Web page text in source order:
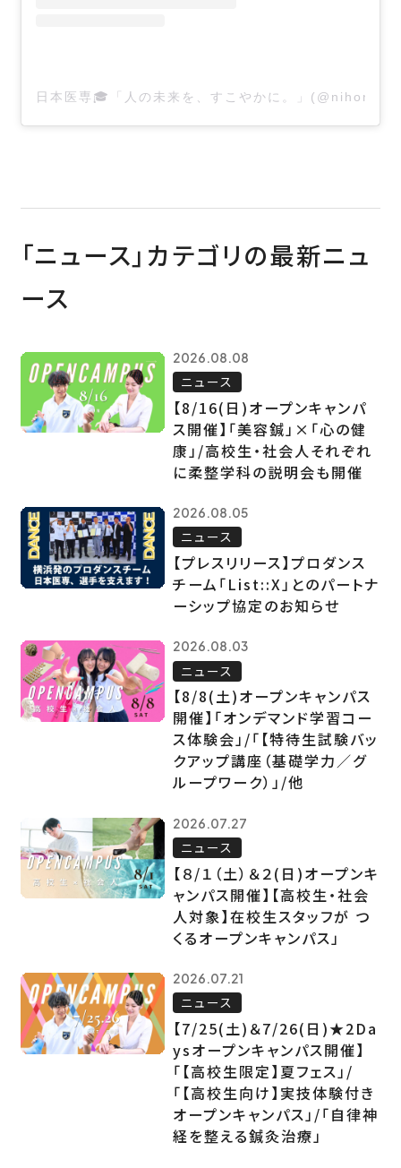
日本医専🎓「人の未来を、すこやかに。」
「ニュース」カテゴリの最新ニュ
ース
2026.08.08
ニュース
【8/16(日)オープンキャンパ
ス開催】「美容鍼」×「心の健
康」/高校生・社会人それぞれ
に柔整学科の説明会も開催
2026.08.05
ニュース
【プレスリリース】プロダンス
チーム「List::X」とのパートナ
ーシップ協定のお知らせ
2026.08.03
ニュース
【8/8(土)オープンキャンパス
開催】「オンデマンド学習コー
ス体験会」/「【特待生試験バッ
クアップ講座（基礎学力／グ
ループワーク）」/他
2026.07.27
ニュース
【８/１（土）＆２(日)オープンキ
ャンパス開催】【高校生・社会
人対象】在校生スタッフが つ
くるオープンキャンパス」
2026.07.21
ニュース
【7/25(土)＆7/26(日)★2Da
ysオープンキャンパス開催】
「【高校生限定】夏フェス」/
「【高校生向け】実技体験付き
オープンキャンパス」/「自律神
経を整える鍼灸治療」